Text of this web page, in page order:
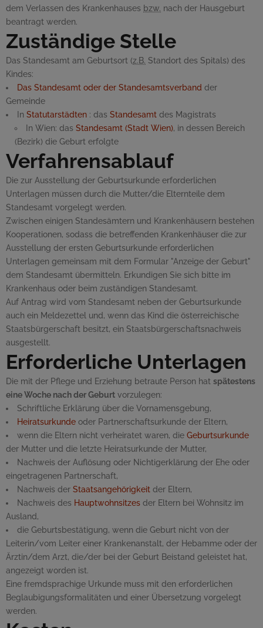
dem Verlassen des Krankenhauses bzw. nach der Hausgeburt
beantragt werden.
Zuständige Stelle
Das Standesamt am Geburtsort (z.B. Standort des Spitals) des
Kindes:
Das Standesamt oder der Standesamtsverband der
Gemeinde
In Statutarstädten : das Standesamt des Magistrats
In Wien: das Standesamt (Stadt Wien), in dessen Bereich
(Bezirk) die Geburt erfolgte
Verfahrensablauf
Die zur Ausstellung der Geburtsurkunde erforderlichen
Unterlagen müssen durch die Mutter/die Elternteile dem
Standesamt vorgelegt werden.
Zwischen einigen Standesämtern und Krankenhäusern bestehen
Kooperationen, sodass die betreffenden Krankenhäuser die zur
Ausstellung der ersten Geburtsurkunde erforderlichen
Unterlagen gemeinsam mit dem Formular "Anzeige der Geburt"
dem Standesamt übermitteln. Erkundigen Sie sich bitte im
Krankenhaus oder beim zuständigen Standesamt.
Auf Antrag wird vom Standesamt neben der Geburtsurkunde
auch ein Meldezettel und, wenn das Kind die österreichische
Staatsbürgerschaft besitzt, ein Staatsbürgerschaftsnachweis
ausgestellt.
Erforderliche Unterlagen
Die mit der Pflege und Erziehung betraute Person hat spätestens
eine Woche nach der Geburt vorzulegen:
Schriftliche Erklärung über die Vornamensgebung,
Heiratsurkunde oder Partnerschaftsurkunde der Eltern,
wenn die Eltern nicht verheiratet waren, die Geburtsurkunde
der Mutter und die letzte Heiratsurkunde der Mutter,
Nachweis der Auflösung oder Nichtigerklärung der Ehe oder
eingetragenen Partnerschaft,
Nachweis der Staatsangehörigkeit der Eltern,
Nachweis des Hauptwohnsitzes der Eltern bei Wohnsitz im
Ausland,
die Geburtsbestätigung, wenn die Geburt nicht von der
Leiterin/vom Leiter einer Krankenanstalt, der Hebamme oder der
Ärztin/dem Arzt, die/der bei der Geburt Beistand geleistet hat,
angezeigt worden ist.
Eine fremdsprachige Urkunde muss mit den erforderlichen
Beglaubigungsformalitäten und einer Übersetzung vorgelegt
werden.